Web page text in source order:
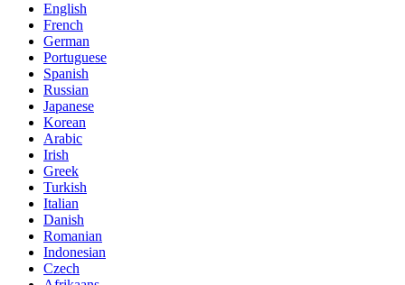
English
French
German
Portuguese
Spanish
Russian
Japanese
Korean
Arabic
Irish
Greek
Turkish
Italian
Danish
Romanian
Indonesian
Czech